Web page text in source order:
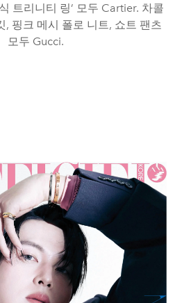
식 트리니티 링’ 모두 Cartier. 차콜
, 핑크 메시 폴로 니트, 쇼트 팬츠
모두 Gucci.